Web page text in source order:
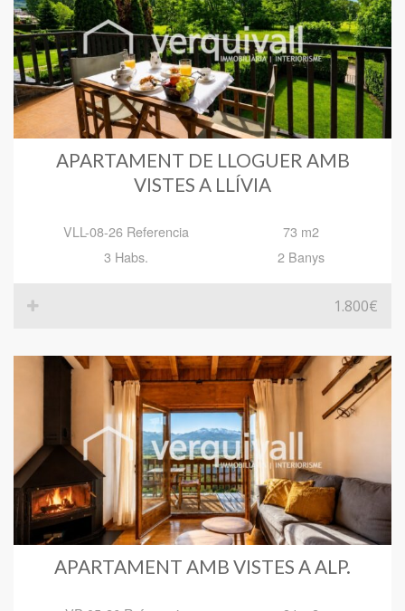
APARTAMENT DE LLOGUER AMB
VISTES A LLÍVIA
VLL-08-26 Referencia
73 m2
3 Habs.
2 Banys
1.800€
APARTAMENT AMB VISTES A ALP.